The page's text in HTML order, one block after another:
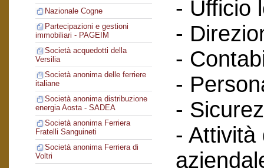
Nazionale Cogne
Partecipazioni e gestioni
immobiliari - PAGEIM
Società acquedotti della
Versilia
Società anonima delle ferriere
italiane
Società anonima distribuzione
energia Aosta - SADEA
Società anonima Ferriera
Fratelli Sanguineti
Società anonima Ferriera di
Voltri
- Ufficio
-
-
-
-
- Attività